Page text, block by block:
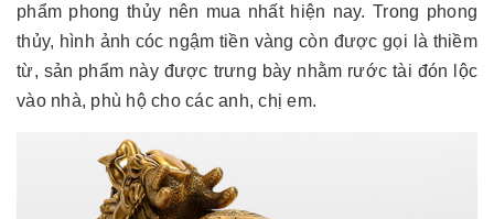
phẩm phong thủy nên mua nhất hiện nay. Trong phong
thủy, hình ảnh cóc ngậm tiền vàng còn được gọi là thiềm
từ, sản phẩm này được trưng bày nhằm rước tài đón lộc
vào nhà, phù hộ cho các anh, chị em.